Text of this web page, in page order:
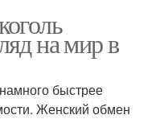
на мир в
быстрее
Женский обмен